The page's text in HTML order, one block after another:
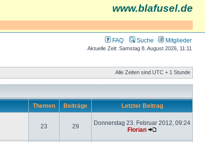
www.blafusel.de
FAQ Suche Mitglieder
Aktuelle Zeit: Samstag 8. August 2026, 11:11
Alle Zeiten sind UTC + 1 Stunde
Themen Beiträge Letzter Beitrag
23 29
Donnerstag 23. Februar 2012, 09:24
Florian